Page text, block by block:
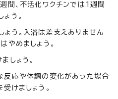
間、不活化ワクチンでは1週間
う。
う。入浴は差支えありません
やめましょう。
しょう。
反応や体調の変化があった場合
けましょう。